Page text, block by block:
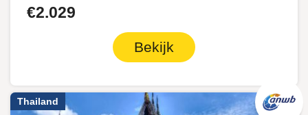
€2.029
Bekijk
Thailand